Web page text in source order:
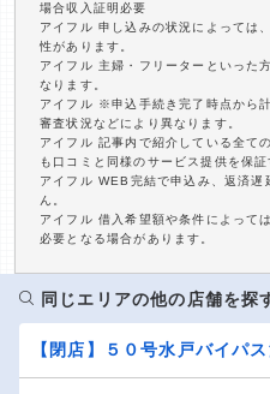
場合収入証明必要
アイフル 申し込みの状況によっては
性があります。
アイフル 主婦・フリーターといった
なります。
アイフル ※申込手続き完了時点から
審査状況などにより異なります。
アイフル 記事内で紹介している全て
も口コミと同様のサービス提供を保
アイフル WEB完結で申込み、返済
ん。
アイフル 借入希望額や条件によって
必要となる場合があります。
同じエリアの他の店舗を探
【閉店】５０号水戸バイパ